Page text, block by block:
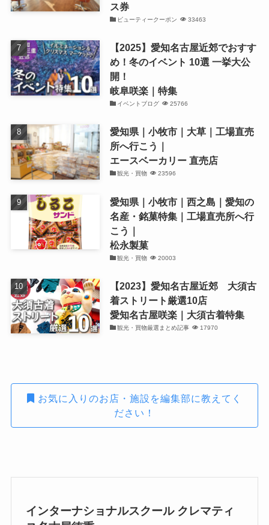
ス券
ビューティークーポン 33463
【2025】愛知名古屋近郊でおすす
め！冬のイベント 10選 一挙大公
開！
岐阜咲楽｜特集
イベントブログ 25766
愛知県｜小牧市｜大草｜工場直売
所へ行こう｜
エースベーカリー 直売店
観光・買物 23596
愛知県｜小牧市｜西之島｜愛知の
名産・銘菓特集｜工場直売所へ行
こう｜
松永製菓
観光・買物 20003
【2023】愛知名古屋近郊 大須古
着ストリート厳選10店
愛知名古屋咲楽｜大須古着特集
観光・買物厳選まとめ記事 17970
お気に入りのお店・施設を編集部に教えてく
ださい！
インターナショナルスクール クレマティ